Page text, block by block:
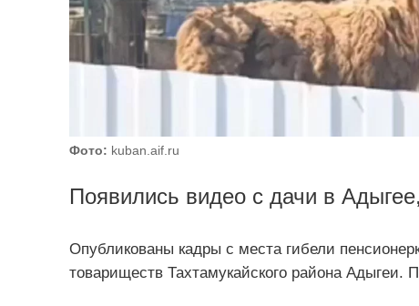
Фото: kuban.aif.ru
Появились видео с дачи в
Опубликованы кадры с места гибели
товариществ Тахтамукайского района Адыгеи.